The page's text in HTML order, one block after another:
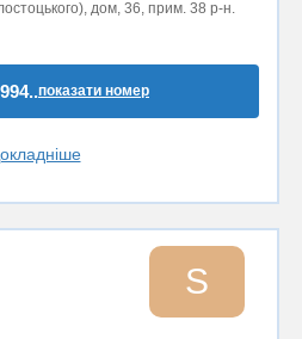
дом, 36, прим. 38 р-н.
показати номер
S